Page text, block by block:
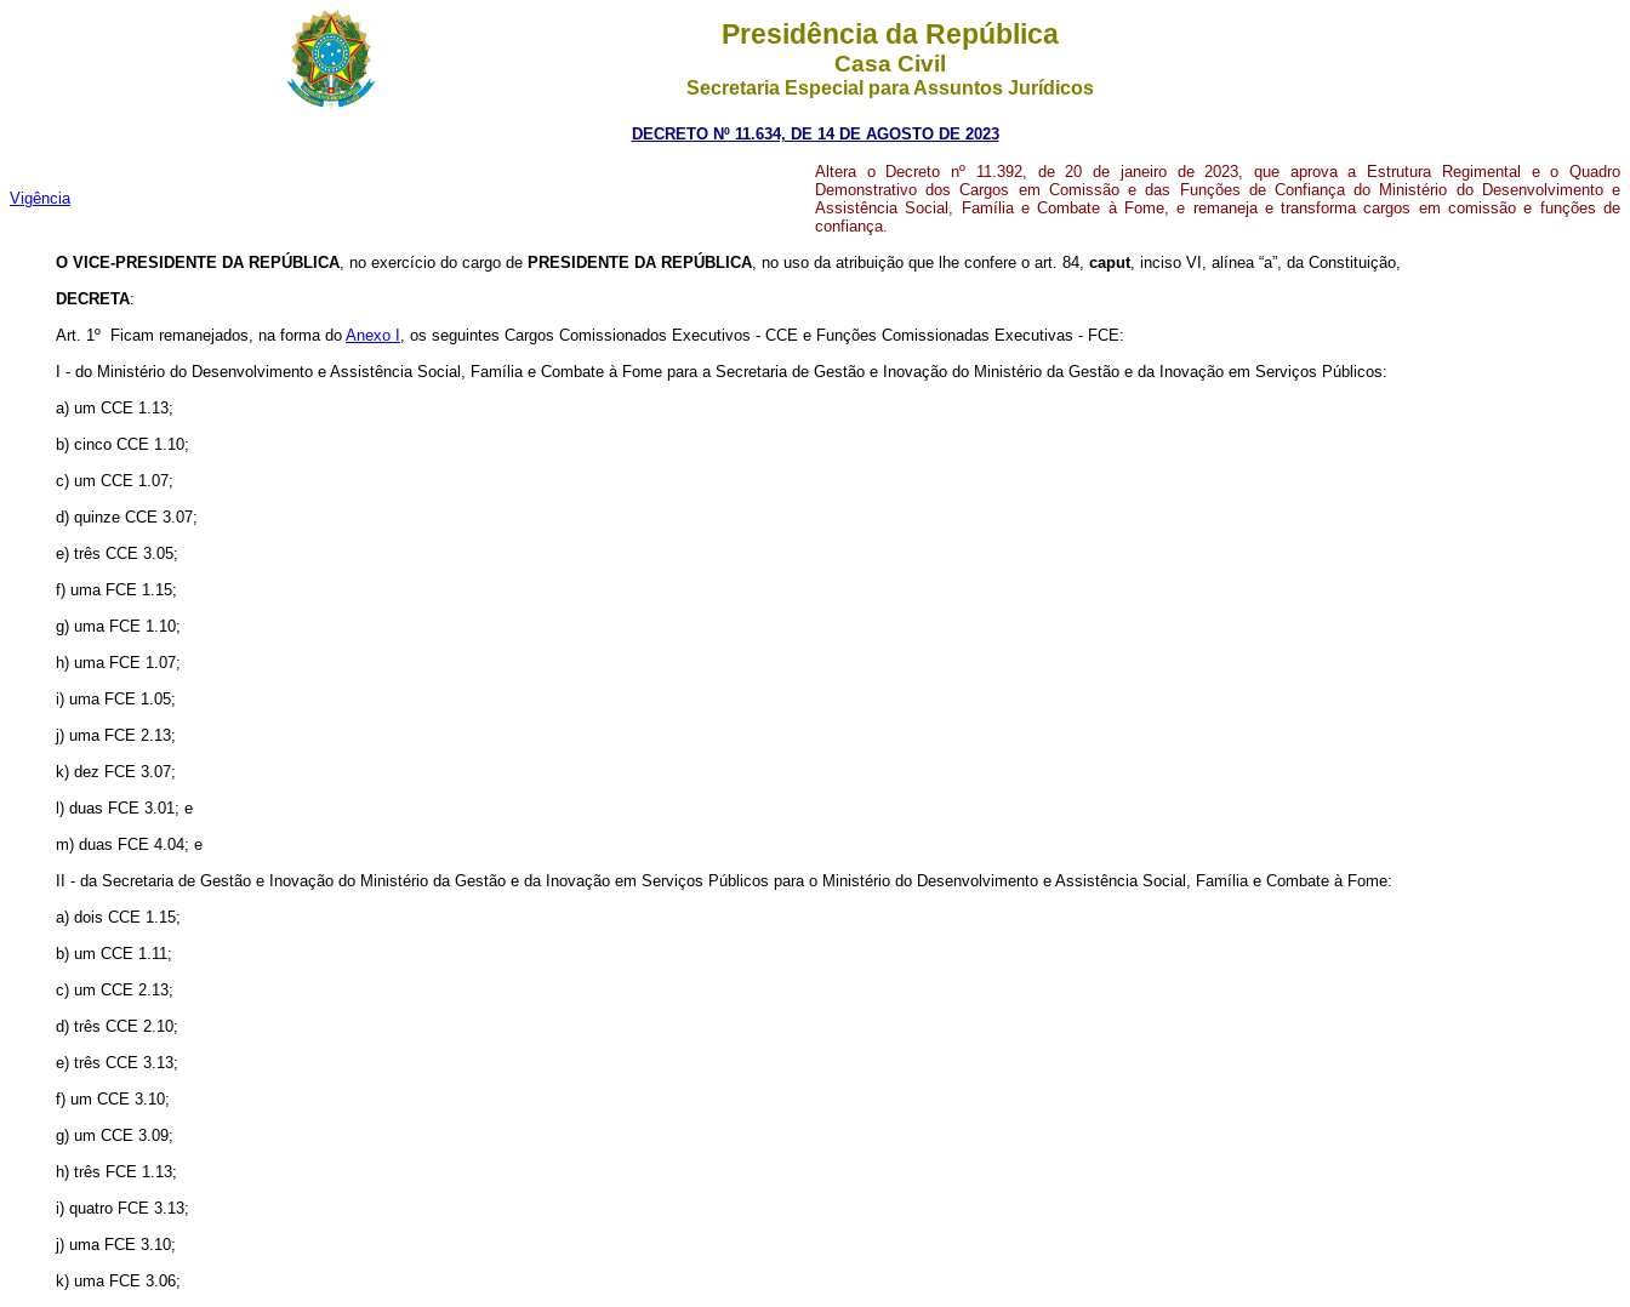
Presidência da República
Casa Civil
Secretaria Especial para Assuntos Jurídicos
DECRETO Nº 11.634, DE 14 DE AGOSTO DE 2023
Vigência
Altera o Decreto nº 11.392, de 20 de janeiro de 2023, que aprova a Estrutura Regimental e o Quadro
Demonstrativo dos Cargos em Comissão e das Funções de Confiança do Ministério do Desenvolvimento e
Assistência Social, Família e Combate à Fome, e remaneja e transforma cargos em comissão e funções de
confiança.
O VICE-PRESIDENTE DA REPÚBLICA, no exercício do cargo de PRESIDENTE DA REPÚBLICA, no uso da atribuição que lhe confere o art. 84, caput, inciso VI, alínea “a”, da Constituição,
DECRETA:
Art. 1º Ficam remanejados, na forma do Anexo I , os seguintes Cargos Comissionados Executivos - CCE e Funções Comissionadas Executivas - FCE:
I - do Ministério do Desenvolvimento e Assistência Social, Família e Combate à Fome para a Secretaria de Gestão e Inovação do Ministério da Gestão e da Inovação em Serviços Públicos:
a) um CCE 1.13;
b) cinco CCE 1.10;
c) um CCE 1.07;
d) quinze CCE 3.07;
e) três CCE 3.05;
f) uma FCE 1.15;
g) uma FCE 1.10;
h) uma FCE 1.07;
i) uma FCE 1.05;
j) uma FCE 2.13;
k) dez FCE 3.07;
l) duas FCE 3.01; e
m) duas FCE 4.04; e
II - da Secretaria de Gestão e Inovação do Ministério da Gestão e da Inovação em Serviços Públicos para o Ministério do Desenvolvimento e Assistência Social, Família e Combate à Fome:
a) dois CCE 1.15;
b) um CCE 1.11;
c) um CCE 2.13;
d) três CCE 2.10;
e) três CCE 3.13;
f) um CCE 3.10;
g) um CCE 3.09;
h) três FCE 1.13;
i) quatro FCE 3.13;
j) uma FCE 3.10;
k) uma FCE 3.06;